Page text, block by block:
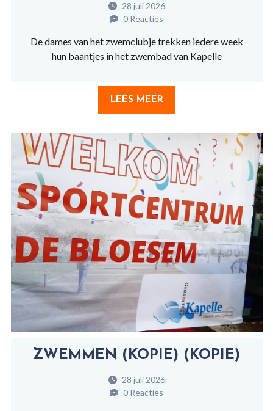
28 juli 2026
0 Reacties
De dames van het zwemclubje trekken iedere week
hun baantjes in het zwembad van Kapelle
LEES MEER
ZWEMMEN (KOPIE) (KOPIE)
28 juli 2026
0 Reacties